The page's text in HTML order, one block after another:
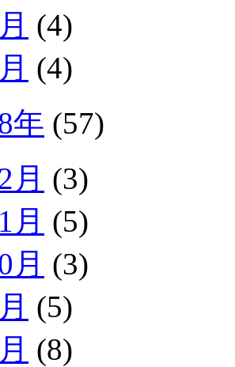
(4)
(4)
年 (57)
月 (3)
月 (5)
月 (3)
(5)
(8)